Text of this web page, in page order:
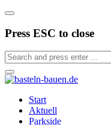
Press ESC to close
Start
Aktuell
Parkside